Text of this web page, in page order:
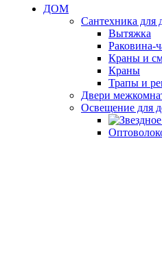
ДОМ
Сантехника для
Вытяжка
Раковина-
Краны и
Краны
Трапы и
Двери
Освещение для